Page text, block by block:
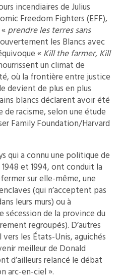
incendiaires de Julius
Freedom Fighters (EFF),
prendre les terres sans
les Blancs avec
«Kill the farmer, Kill
un climat de
où la frontière entre justice
devient de plus en plus
blancs déclarent avoir été
racisme, selon une étude
Family Foundation/Harvard
qui a connu une politique de
et 1994, ont conduit la
sur elle-même, une
(qui n’acceptent pas
leurs murs) ou à
de la province du
regroupés). D’autres
les États-Unis, aguichés
meilleur de Donald
d’ailleurs relancé le débat
arc-en-ciel ».